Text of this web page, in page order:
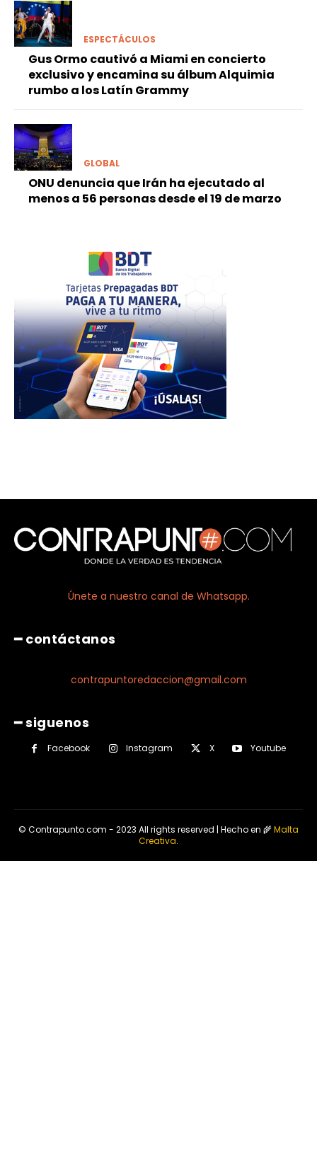
ESPECTÁCULOS
Gus Ormo cautivó a Miami en concierto
exclusivo y encamina su álbum Alquimia
rumbo a los Latín Grammy
GLOBAL
ONU denuncia que Irán ha ejecutado al
menos a 56 personas desde el 19 de marzo
Únete a nuestro canal de Whatsapp.
━ contáctanos
contrapuntoredaccion@gmail.com
━ siguenos
Facebook Instagram X Youtube
© Contrapunto.com - 2023 All rights reserved | Hecho en 🌾Malta
Creativa.